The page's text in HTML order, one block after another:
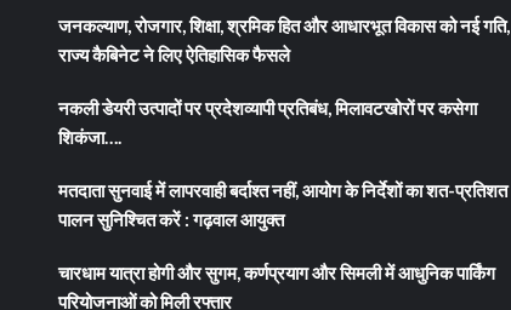
जनकल्याण, रोजगार, शिक्षा, श्रमिक हित और आधारभूत विकास को नई गति,
राज्य कैबिनेट ने लिए ऐतिहासिक फैसले
नकली डेयरी उत्पादों पर प्रदेशव्यापी प्रतिबंध, मिलावटखोरों पर कसेगा
शिकंजा….
मतदाता सुनवाई में लापरवाही बर्दाश्त नहीं, आयोग के निर्देशों का शत-प्रतिशत
पालन सुनिश्चित करें : गढ़वाल आयुक्त
चारधाम यात्रा होगी और सुगम, कर्णप्रयाग और सिमली में आधुनिक पार्किंग
परियोजनाओं को मिली रफ्तार